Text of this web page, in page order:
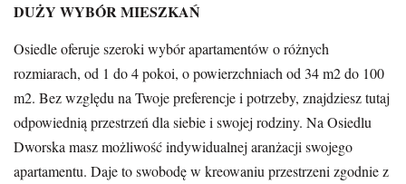
DUŻY WYBÓR MIESZKAŃ
Osiedle oferuje szeroki wybór apartamentów o różnych
rozmiarach, od 1 do 4 pokoi, o powierzchniach od 34 m2 do 100
m2. Bez względu na Twoje preferencje i potrzeby, znajdziesz tutaj
odpowiednią przestrzeń dla siebie i swojej rodziny. Na Osiedlu
Dworska masz możliwość indywidualnej aranżacji swojego
apartamentu. Daje to swobodę w kreowaniu przestrzeni zgodnie z